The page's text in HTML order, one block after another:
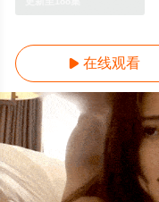
 在线观看